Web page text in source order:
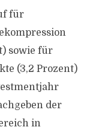
für
sowie für
(3,2 Prozent)
der
in